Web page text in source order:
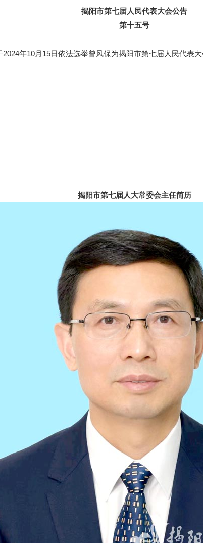
揭阳市第七届人民代表大会公告
第十五号
年10月15日依法选举曾风保为揭阳市第七届人民代表大
揭阳市第七届人大常委会主任简历